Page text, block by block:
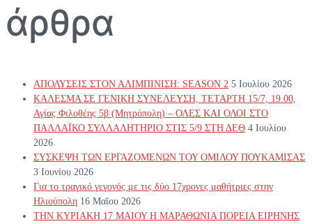
άρθρα
ΑΠΟΛΥΣΕΙΣ ΣΤΟΝ ΑΛΙΜΠΙΝΙΣΗ: SEASON 2 5 Ιουλίου 2026
ΚΑΛΕΣΜΑ ΣΕ ΓΕΝΙΚΗ ΣΥΝΕΛΕΥΣΗ, ΤΕΤΑΡΤΗ 15/7, 19.00,
Αγίας Φιλοθέης 5β (Μητρόπολη) – ΟΛΕΣ ΚΑΙ ΟΛΟΙ ΣΤΟ
ΠΑΛΛΑΪΚΟ ΣΥΛΛΑΛΗΤΗΡΙΟ ΣΤΙΣ 5/9 ΣΤΗ ΔΕΘ 4 Ιουλίου
2026
ΣΥΣΚΕΨΗ ΤΩΝ ΕΡΓΑΖΟΜΕΝΩΝ ΤΟΥ ΟΜΙΛΟΥ ΠΟΥΚΑΜΙΣΑΣ
3 Ιουνίου 2026
Για το τραγικό γεγονός με τις δύο 17χρονες μαθήτριες στην
Ηλιούπολη 16 Μαΐου 2026
ΤΗΝ ΚΥΡΙΑΚΗ 17 ΜΑΙΟΥ Η ΜΑΡΑΘΩΝΙΑ ΠΟΡΕΙΑ ΕΙΡΗΝΗΣ